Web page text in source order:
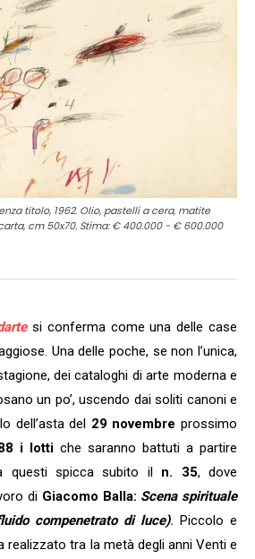
titolo, 1962. Olio, pastelli a cera, matite
cm 50x70. Stima: € 400.000 - € 600.000
si conferma come una delle case
Una delle poche, se non l’unica,
dei cataloghi di arte moderna e
un po’, uscendo dai soliti canoni e
dell’asta del 29 novembre prossimo
i lotti che saranno battuti a partire
questi spicca subito il n. 35, dove
di Giacomo Balla: Scena spirituale
compenetrato di luce). Piccolo e
realizzato tra la metà degli anni Venti e